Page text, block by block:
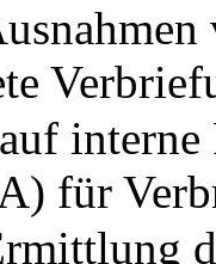
interne
für